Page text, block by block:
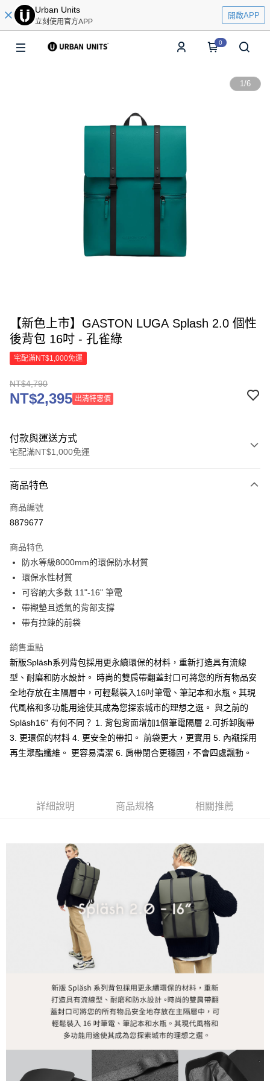
Urban Units
立刻使用官方APP
開啟APP
0
1/6
【新色上市】GASTON LUGA Splash 2.0 個性
後背包 16吋 - 孔雀綠
宅配滿NT$1,000免運
NT$4,790
NT$2,395 出清特惠價
付款與運送方式
宅配滿NT$1,000免運
信用卡一次付款
信用卡分期付款
合作金庫商業銀行
華南商業銀行
彰化商業銀行
上海商業儲蓄銀行
國泰世華商業銀行
臺灣中小企業銀行
匯豐（台灣）商業銀行
聯邦商業銀行
元大商業銀行
台新國際商業銀行
中國信託商業銀行
台灣樂天信用卡公司
6 期 0 利率 每期
華南商業銀行
上海商業儲蓄銀行
國泰世華商業銀行
臺灣中小企業銀行
聯邦商業銀行
元大商業銀行
永豐商業銀行
玉山商業銀行
星展（台灣）商業銀行
台灣樂天信用卡公司
LINE Pay
Apple Pay
ATM付款
運送方式
黑貓宅急便
每筆NT$120，滿NT$1,000(含以上)免運費
黑貓宅配(離島)
每筆NT$250，滿NT$2,000(含以上)免運費
商品特色
商品編號
8879677
商品特色
防水等級8000mm的環保防水材質
環保水性材質
可容納大多数 11"-16" 筆電
帶襯墊且透氣的背部支撐
帶有拉鍊的前袋
銷售重點
新版Spläsh系列背包採用更永續環保的材料，重新打造具有流線
型、耐磨和防水設計。 時尚的雙肩帶翻蓋封口可將您的所有物品安
全地存放在主隔層中，可輕鬆裝入16吋筆電、筆記本和水瓶。其現
代風格和多功能用途使其成為您探索城市的理想之選。 與之前的
Spläsh16" 有何不同？ 1. 背包背面增加1個筆電隔層 2.可拆卸胸帶
3. 更環保的材料 4. 更安全的帶扣。 前袋更大，更實用 5. 內襯採用
再生聚酯纖維。 更容易清潔 6. 肩帶閉合更穩固，不會四處飄動。
詳細說明 商品規格 相關推薦